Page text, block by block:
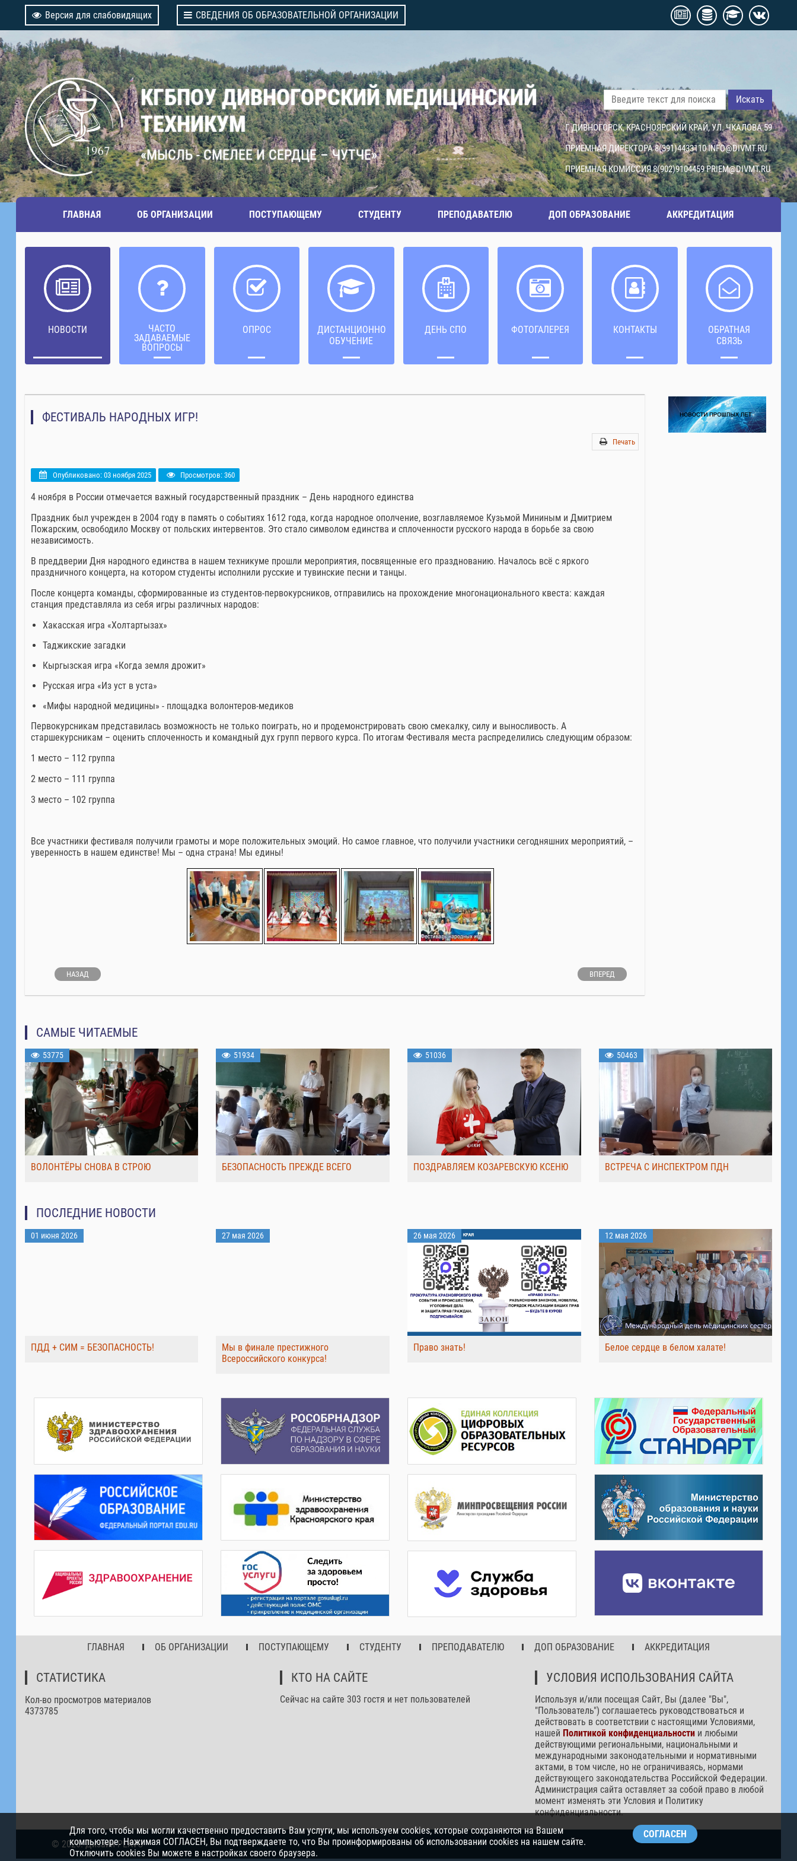
Версия для слабовидящих СВЕДЕНИЯ ОБ ОБРАЗОВАТЕЛЬНОЙ ОРГАНИЗАЦИИ
КГБПОУ ДИВНОГОРСКИЙ МЕДИЦИНСКИЙ
ТЕХНИКУМ
«МЫСЛЬ - СМЕЛЕЕ И СЕРДЦЕ – ЧУТЧЕ»
Искать
Г. ДИВНОГОРСК, КРАСНОЯРСКИЙ КРАЙ, УЛ. ЧКАЛОВА 59
ПРИЕМНАЯ ДИРЕКТОРА 8(391)4433110INFO@DIVMT.RU
ПРИЕМНАЯ КОМИССИЯ 8(902)9104459PRIEM@DIVMT.RU
ГЛАВНАЯ ОБ ОРГАНИЗАЦИИ ПОСТУПАЮЩЕМУ СТУДЕНТУ ПРЕПОДАВАТЕЛЮ ДОП ОБРАЗОВАНИЕ АККРЕДИТАЦИЯ
НОВОСТИ
ЧАСТО
ЗАДАВАЕМЫЕ
ВОПРОСЫ
ОПРОС
ДИСТАНЦИОННОЕ
ОБУЧЕНИЕ
ДЕНЬ СПО ФОТОГАЛЕРЕЯ КОНТАКТЫ
ОБРАТНАЯ
СВЯЗЬ
ФЕСТИВАЛЬ НАРОДНЫХ ИГР!
Печать
Опубликовано: 03 ноября 2025 Просмотров: 360
4 ноября в России отмечается важный государственный праздник – День народного единства
Праздник был учрежден в 2004 году в память о событиях 1612 года, когда народное ополчение, возглавляемое Кузьмой Мининым и Дмитрием
Пожарским, освободило Москву от польских интервентов. Это стало символом единства и сплоченности русского народа в борьбе за свою
независимость.
В преддверии Дня народного единства в нашем техникуме прошли мероприятия, посвященные его празднованию. Началось всё с яркого
праздничного концерта, на котором студенты исполнили русские и тувинские песни и танцы.
После концерта команды, сформированные из студентов-первокурсников, отправились на прохождение многонационального квеста: каждая
станция представляла из себя игры различных народов:
Хакасская игра «Холтартызах»
Таджикские загадки
Кыргызская игра «Когда земля дрожит»
Русская игра «Из уст в уста»
«Мифы народной медицины» - площадка волонтеров-медиков
Первокурсникам представилась возможность не только поиграть, но и продемонстрировать свою смекалку, силу и выносливость. А
старшекурсникам – оценить сплоченность и командный дух групп первого курса. По итогам Фестиваля места распределились следующим образом:
1 место – 112 группа
2 место – 111 группа
3 место – 102 группа
Все участники фестиваля получили грамоты и море положительных эмоций. Но самое главное, что получили участники сегодняшних мероприятий, –
уверенность в нашем единстве! Мы – одна страна! Мы едины!
НАЗАД ВПЕРЕД
САМЫЕ ЧИТАЕМЫЕ
53775
ВОЛОНТЁРЫ СНОВА В СТРОЮ
51934
БЕЗОПАСНОСТЬ ПРЕЖДЕ ВСЕГО
51036
ПОЗДРАВЛЯЕМ КОЗАРЕВСКУЮ КСЕНЮ
50463
ВСТРЕЧА С ИНСПЕКТРОМ ПДН
ПОСЛЕДНИЕ НОВОСТИ
01 июня 2026
ПДД + СИМ = БЕЗОПАСНОСТЬ!
27 мая 2026
Мы в финале престижного
Всероссийского конкурса!
26 мая 2026
Право знать!
12 мая 2026
Белое сердце в белом халате!
ГЛАВНАЯ ОБ ОРГАНИЗАЦИИ ПОСТУПАЮЩЕМУ СТУДЕНТУ ПРЕПОДАВАТЕЛЮ ДОП ОБРАЗОВАНИЕ АККРЕДИТАЦИЯ
СТАТИСТИКА
Кол-во просмотров материалов
4373785
КТО НА САЙТЕ
Сейчас на сайте 303 гостя и нет пользователей
УСЛОВИЯ ИСПОЛЬЗОВАНИЯ САЙТА
Используя и/или посещая Сайт, Вы (далее "Вы",
"Пользователь") соглашаетесь руководствоваться и
действовать в соответствии с настоящими Условиями,
нашей Политикой конфиденциальности и любыми
действующими региональными, национальными и
международными законодательными и нормативными
актами, в том числе, но не ограничиваясь, нормами
действующего законодательства Российской Федерации.
Администрация сайта оставляет за собой право в любой
момент изменять эти Условия и Политику
конфиденциальности.
© 2026. Дизайн PLAVO
Для того, чтобы мы могли качественно предоставить Вам услуги, мы используем cookies, которые сохраняются на Вашем
компьютере. Нажимая СОГЛАСЕН, Вы подтверждаете то, что Вы проинформированы об использовании cookies на нашем сайте.
Отключить cookies Вы можете в настройках своего браузера.
СОГЛАСЕН